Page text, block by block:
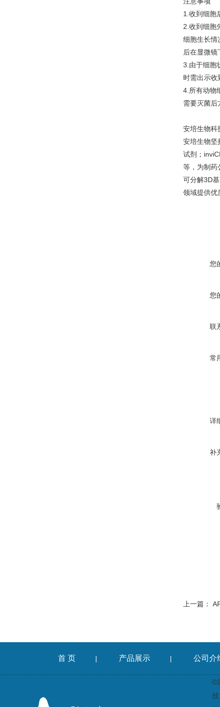
1.收到细胞
2.收到细胞
细胞生长情
后在显微
3.由于细胞
时需出示收
4.所有动物
需要灭菌后
安培生物科
安培生物坚
试剂；
等，为制药
可分解3D
领域提供优
您
您
联
常
详
补
上一篇：
首 页 | 产品展示 | 公司介